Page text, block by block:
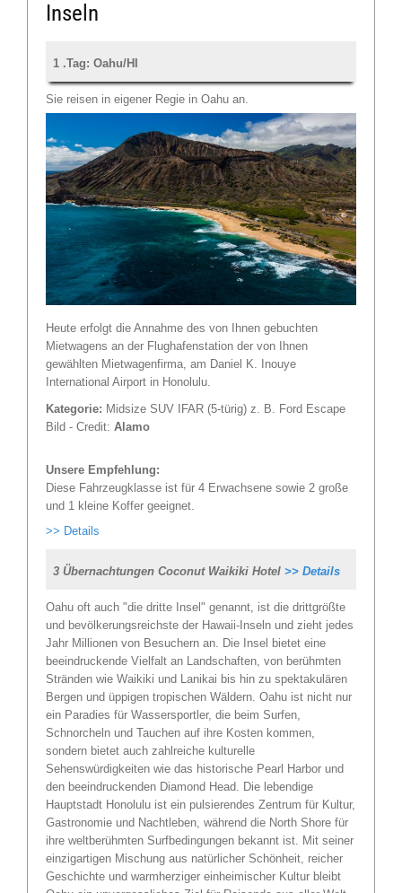
Inseln
1 .Tag: Oahu/HI
Sie reisen in eigener Regie in Oahu an.
Heute erfolgt die Annahme des von Ihnen gebuchten
Mietwagens an der Flughafenstation der von Ihnen
gewählten Mietwagenfirma, am Daniel K. Inouye
International Airport in Honolulu.
Kategorie: Midsize SUV IFAR (5-türig) z. B. Ford Escape
Bild - Credit: Alamo
Unsere Empfehlung:
Diese Fahrzeugklasse ist für 4 Erwachsene sowie 2 große
und 1 kleine Koffer geeignet.
>> Details
3 Übernachtungen Coconut Waikiki Hotel >> Details
Oahu oft auch "die dritte Insel" genannt, ist die drittgrößte
und bevölkerungsreichste der Hawaii-Inseln und zieht jedes
Jahr Millionen von Besuchern an. Die Insel bietet eine
beeindruckende Vielfalt an Landschaften, von berühmten
Stränden wie Waikiki und Lanikai bis hin zu spektakulären
Bergen und üppigen tropischen Wäldern. Oahu ist nicht nur
ein Paradies für Wassersportler, die beim Surfen,
Schnorcheln und Tauchen auf ihre Kosten kommen,
sondern bietet auch zahlreiche kulturelle
Sehenswürdigkeiten wie das historische Pearl Harbor und
den beeindruckenden Diamond Head. Die lebendige
Hauptstadt Honolulu ist ein pulsierendes Zentrum für Kultur,
Gastronomie und Nachtleben, während die North Shore für
ihre weltberühmten Surfbedingungen bekannt ist. Mit seiner
einzigartigen Mischung aus natürlicher Schönheit, reicher
Geschichte und warmherziger einheimischer Kultur bleibt